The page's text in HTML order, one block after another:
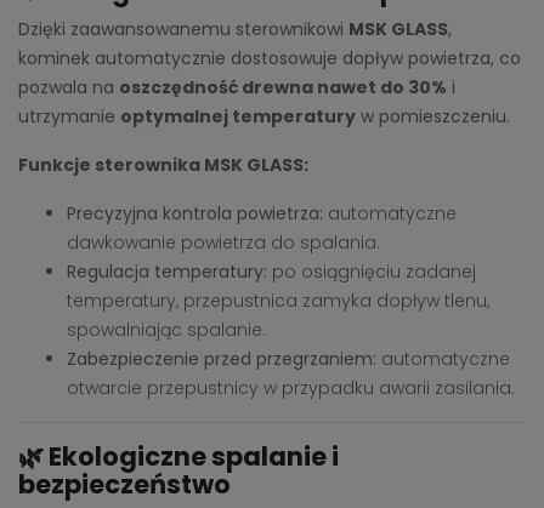
Dzięki zaawansowanemu sterownikowi MSK GLASS,
kominek automatycznie dostosowuje dopływ powietrza, co
pozwala na oszczędność drewna nawet do 30% i
utrzymanie optymalnej temperatury w pomieszczeniu.
Funkcje sterownika MSK GLASS:
Precyzyjna kontrola powietrza: automatyczne
dawkowanie powietrza do spalania.
Regulacja temperatury: po osiągnięciu zadanej
temperatury, przepustnica zamyka dopływ tlenu,
spowalniając spalanie.
Zabezpieczenie przed przegrzaniem: automatyczne
otwarcie przepustnicy w przypadku awarii zasilania.
🌿Ekologiczne spalanie i
bezpieczeństwo